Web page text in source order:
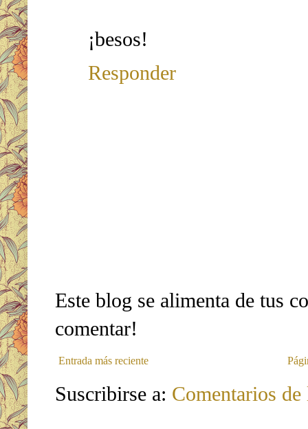
¡besos!
Responder
Este blog se alimenta de tus
comentar!
Entrada más reciente
Suscribirse a: Comentarios